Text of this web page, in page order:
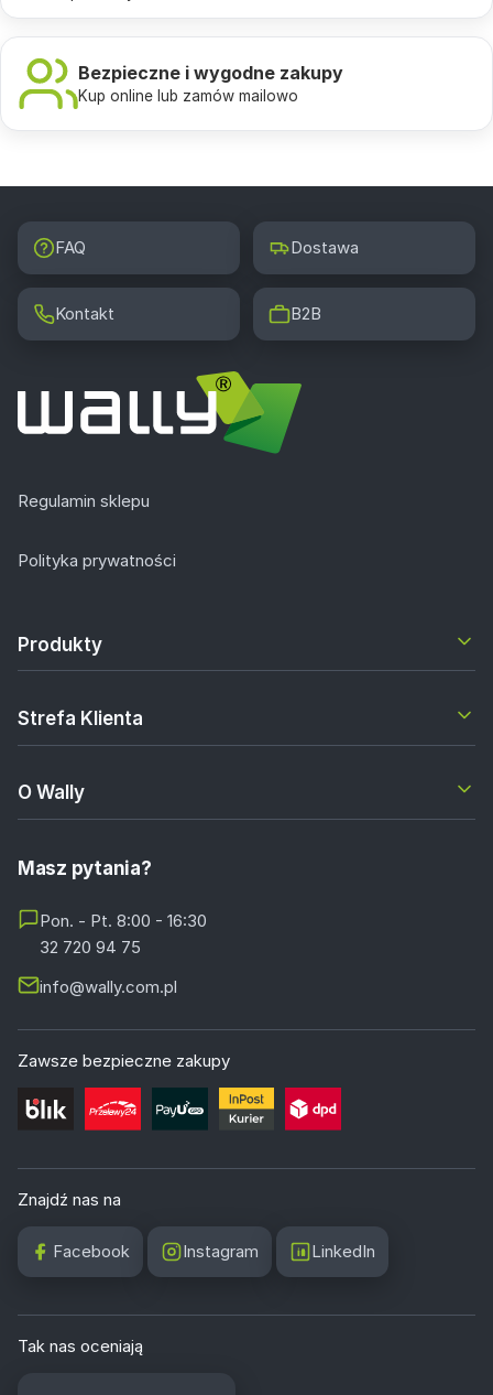
Bezpieczne i wygodne zakupy
Kup online lub zamów mailowo
FAQ Dostawa
Kontakt B2B
Regulamin sklepu
Polityka prywatności
Produkty
Strefa Klienta
O Wally
Masz pytania?
Pon. - Pt. 8:00 - 16:30
32 720 94 75
info@wally.com.pl
Zawsze bezpieczne zakupy
Znajdź nas na
Facebook Instagram LinkedIn
Tak nas oceniają